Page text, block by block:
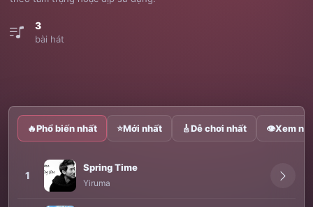
3
bài hát
🔥Phổ biến nhất ⭐Mới nhất 🎸Dễ chơi nhất 👁Xem
1
Spring Time
Yiruma